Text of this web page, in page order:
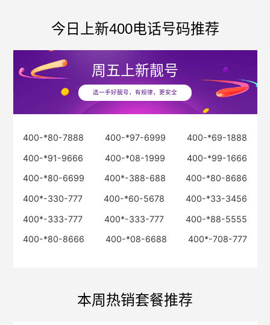
今日上新400电话号码推荐
周五上新靓号
选一手好靓号，有规律，更安全
400-*80-7888 400-*97-6999
400-*69-1888
400-*91-9666
400-*08-1999
400-*99-1666
400-*80-6699
400*-388-688
400-*80-8686
400*-330-777
400-*60-5678
400-*33-3456
400*-333-777
400*-333-777
400-*88-5555
400-*80-8666
400-*08-6688 400*-708-777
本周热销套餐推荐